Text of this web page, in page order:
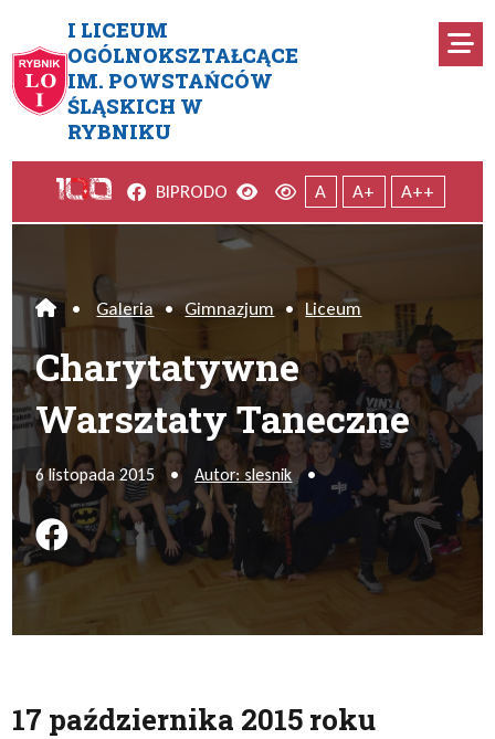
I LICEUM
OGÓLNOKSZTAŁCĄCE
IM. POWSTAŃCÓW
ŚLĄSKICH W
RYBNIKU
Charytatywne Warsztaty
Facebook
BIPRODO Wersja kontrastowa
Wersja domyślna
A A+ A++
Home
• Galeria • Gimnazjum • Liceum
Charytatywne
Warsztaty Taneczne
6 listopada 2015 • Autor: slesnik •
Podziel się na FB
17 października 2015 roku